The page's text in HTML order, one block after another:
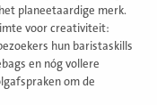
planeetaardige merk.
voor creativiteit:
hun baristaskills
en nóg vollere
om de